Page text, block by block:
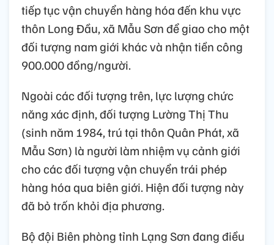
tiếp tục vận chuyển hàng hóa đến khu vực
thôn Long Đầu, xã Mẫu Sơn để giao cho một
đối tượng nam giới khác và nhận tiền công
900.000 đồng/người.
Ngoài các đối tượng trên, lực lượng chức
năng xác định, đối tượng Lường Thị Thu
(sinh năm 1984, trú tại thôn Quân Phát, xã
Mẫu Sơn) là người làm nhiệm vụ cảnh giới
cho các đối tượng vận chuyển trái phép
hàng hóa qua biên giới. Hiện đối tượng này
đã bỏ trốn khỏi địa phương.
Bộ đội Biên phòng tỉnh Lạng Sơn đang điều